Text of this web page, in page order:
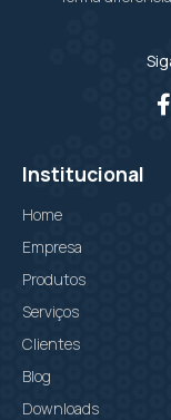
Institucional
Home
Empresa
Produtos
Serviços
Clientes
Blog
Downloads